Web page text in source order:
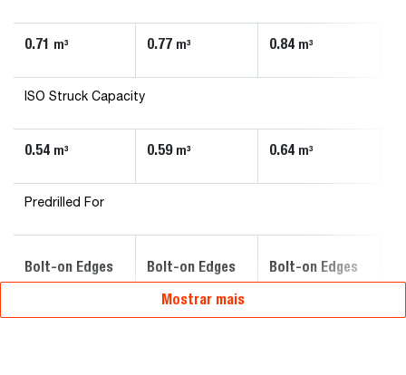
0.71 m³ 0.77 m³ 0.84 m³
ISO Struck Capacity
0.54 m³ 0.59 m³ 0.64 m³
Predrilled For
Bolt-on Edges Bolt-on Edges Bolt-on Edges
Mostrar mais